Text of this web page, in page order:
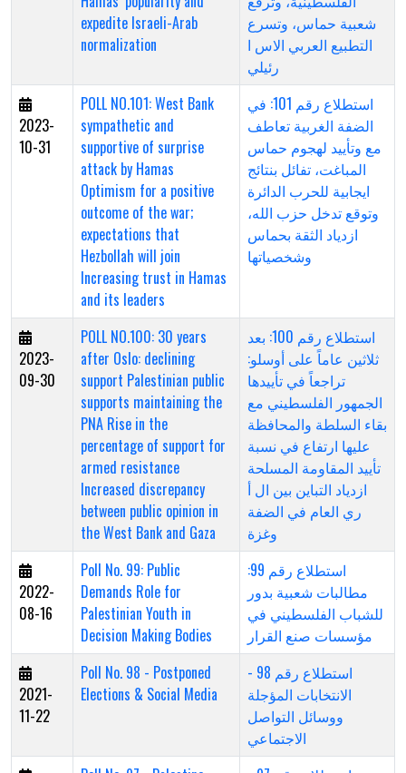
expedite Israeli-Arab
normalization
شعبية حماس، وتسرع
التطبيع العربي الاس ا
رئيلي
2023-
10-31
POLL NO.101: West Bank
sympathetic and
supportive of surprise
attack by Hamas
Optimism for a positive
outcome of the war;
expectations that
Hezbollah will join
Increasing trust in Hamas
and its leaders
استطلاع رقم 101: في
الضفة الغربية تعاطف
مع وتأييد لهجوم حماس
المباغت، تفائل بنتائج
ايجابية للحرب الدائرة
وتوقع تدخل حزب الله،
ازدياد الثقة بحماس
وشخصياتها
2023-
09-30
POLL NO.100: 30 years
after Oslo: declining
support Palestinian public
supports maintaining the
PNA Rise in the
percentage of support for
armed resistance
Increased discrepancy
between public opinion in
the West Bank and Gaza
استطلاع رقم 100: بعد
ثلاثين عاماً على أوسلو:
تراجعاً في تأييدها
الجمهور الفلسطيني مع
بقاء السلطة والمحافظة
عليها ارتفاع في نسبة
تأييد المقاومة المسلحة
ازدياد التباين بين ال أ
ري العام في الضفة
وغزة
2022-
08-16
Poll No. 99: Public
Demands Role for
Palestinian Youth in
Decision Making Bodies
استطلاع رقم 99:
مطالبات شعبية بدور
للشباب الفلسطيني في
مؤسسات صنع القرار
2021-
11-22
Poll No. 98 - Postponed
Elections & Social Media
استطلاع رقم 98 -
الانتخابات المؤجلة
ووسائل التواصل
الاجتماعي